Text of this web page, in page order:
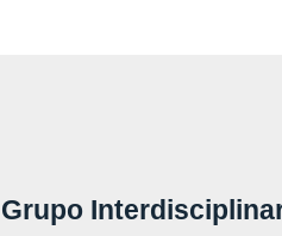
Interdisciplinar